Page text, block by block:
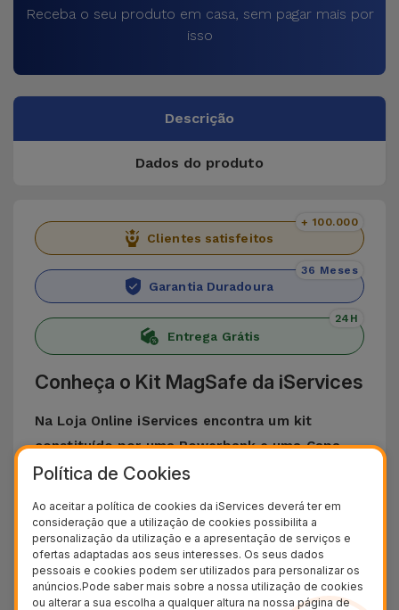
Receba o seu produto em casa, sem pagar mais por
isso
Descrição
Dados do produto
Clientes satisfeitos
+ 100.000
Garantia Duradoura
36 Meses
Entrega Grátis
24H
Conheça o Kit MagSafe da iServices
Na Loja Online iServices encontra um kit
constituído por uma Powerbank e uma Capa
Transparente da MagSafe
acessível. Com a Powerbank pode carregar o
seu iPhone, onde, quando e como quiser, para
não ficar sem bateria. A Capa MagSafe assegura
proteção ao seu iPhone bem como um toque de
Política de Cookies
Ao aceitar a política de cookies da iServices deverá ter em
consideração que a utilização de cookies possibilita a
personalização da utilização e a apresentação de serviços e
ofertas adaptadas aos seus interesses. Os seus dados
pessoais e cookies podem ser utilizados para personalizar os
anúncios.Pode saber mais sobre a nossa utilização de cookies
ou alterar a sua escolha a qualquer altura na nossa página de